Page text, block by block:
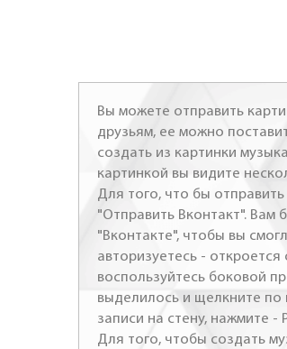
Вы можете отправить
друзьям, ее можно
создать из картинки
картинкой вы видите
Для того, что бы
"Отправить Вконтакт". Вам
"Вконтакте", чтобы вы
авторизуетесь -
воспользуйтесь боковой
выделилось и щелкните по
записи на стену, нажмите -
Для того, чтобы создать